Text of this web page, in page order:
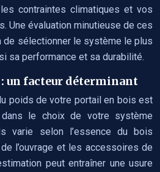
contraintes climatiques et vos
Une évaluation minutieuse de ces
de sélectionner le système le plus
sa performance et sa durabilité.
un facteur déterminant
poids de votre portail en bois est
le choix de votre système
varie selon l’essence du bois
l’ouvrage et les accessoires de
peut entraîner une usure